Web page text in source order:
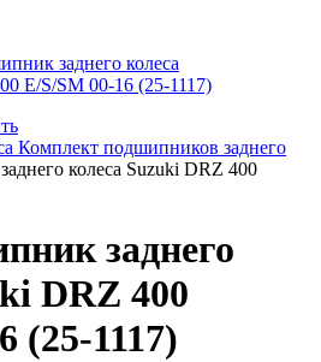
Комплект подшипников заднего
колеса Suzuki DRZ 400
заднего
DRZ 400
(25-1117)